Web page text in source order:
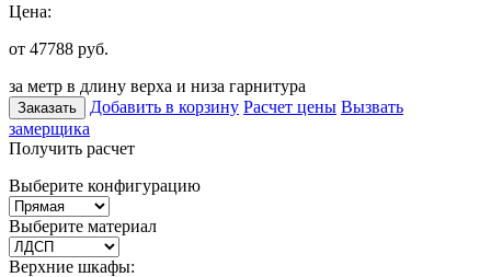
Цена:
от 47788 руб.
за метр в длину верха и низа гарнитура
Заказать Добавить в корзину Расчет цены Вызвать
замерщика
Получить расчет
Выберите конфигурацию
Выберите материал
Верхние шкафы: